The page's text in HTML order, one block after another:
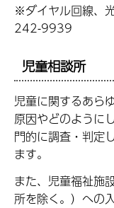
※ダイヤル回線、
242-9939
児童相談所
児童に関するあら
原因やどのように
門的に調査・判定
ます。
また、児童福祉施
所を除く。）への